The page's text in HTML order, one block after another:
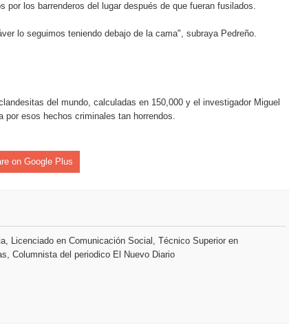
por los barrenderos del lugar después de que fueran fusilados.
lo seguimos teniendo debajo de la cama", subraya Pedreño.
del mundo, calculadas en 150,000 y el investigador Miguel
por esos hechos criminales tan horrendos.
on Google Plus
Licenciado en Comunicación Social, Técnico Superior en
Columnista del periodico El Nuevo Diario